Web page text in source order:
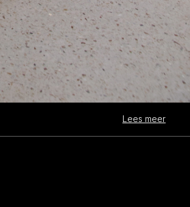
Lees meer